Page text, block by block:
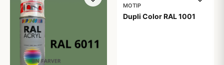
MOTIP
Dupli Color RAL 1001